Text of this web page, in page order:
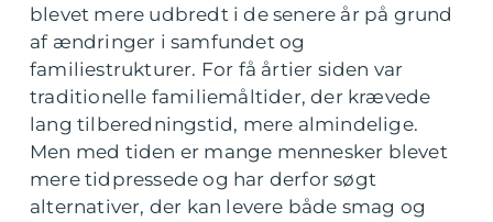
blevet mere udbredt i de senere år på grund
af ændringer i samfundet og
familiestrukturer. For få årtier siden var
traditionelle familiemåltider, der krævede
lang tilberedningstid, mere almindelige.
Men med tiden er mange mennesker blevet
mere tidpressede og har derfor søgt
alternativer, der kan levere både smag og